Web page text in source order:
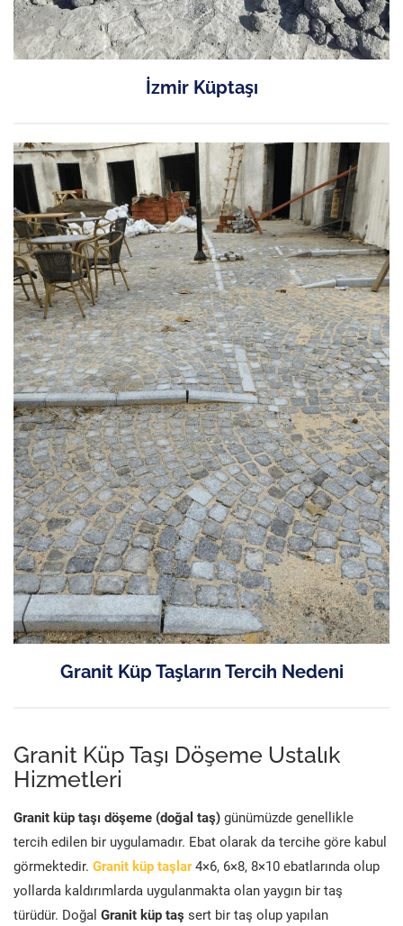
İzmir Küptaşı
Granit Küp Taşların Tercih Nedeni
Granit Küp Taşı Döşeme Ustalık
Hizmetleri
Granit küp taşı döşeme (doğal taş) günümüzde genellikle
tercih edilen bir uygulamadır. Ebat olarak da tercihe göre kabul
görmektedir. Granit küp taşlar 4×6, 6×8, 8×10 ebatlarında olup
yollarda kaldırımlarda uygulanmakta olan yaygın bir taş
türüdür. Doğal Granit küp taş sert bir taş olup yapılan